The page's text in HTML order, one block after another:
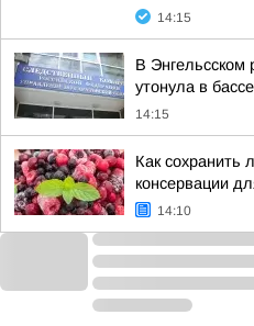
14:15
В Энгельсском
утонула в
14:15
Как сохранить
консервации
14:10